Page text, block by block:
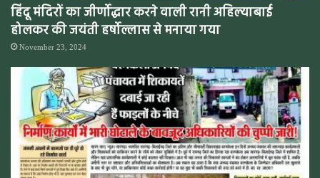
हिंदू मंदिरों का जीर्णोद्धार करने वाली रानी अहिल्याबाई
होलकर की जयंती हर्षोल्लास से मनाया गया
November 23, 2024